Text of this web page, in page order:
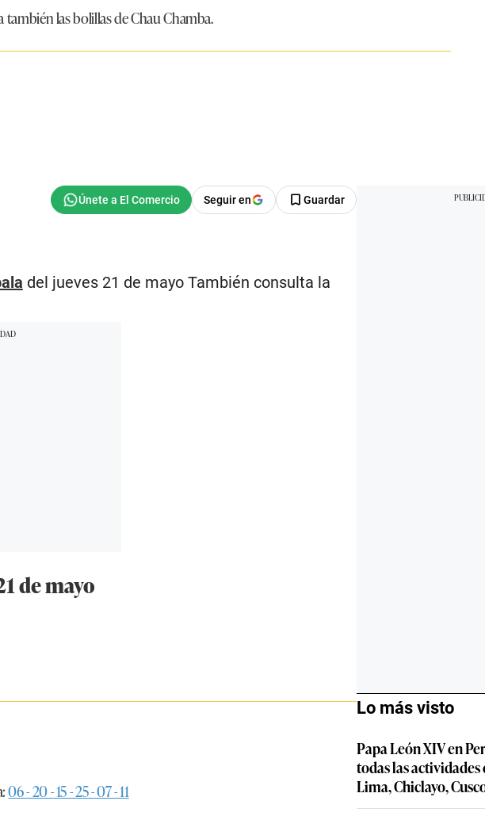
también las bolillas de Chau Chamba.
Seguir en Guardar
del jueves 21 de mayo También consulta la
de mayo
06 - 20 - 15 - 25 - 07 - 11
Lo más visto
Papa León XIV en
todas las
Lima, Chiclayo,